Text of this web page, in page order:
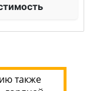
также